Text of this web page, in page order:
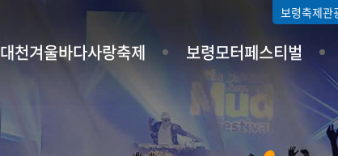
대천겨울바다사랑축제 보령모터페스티벌
보령축제관